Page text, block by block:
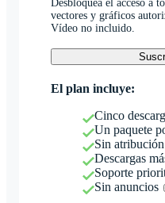
Desbloquea el acceso a
vectores y gráficos
Vídeo no incluido.
El plan incluye:
Cinco
Un paquete
Sin
Descargas
Soporte
Sin anuncios